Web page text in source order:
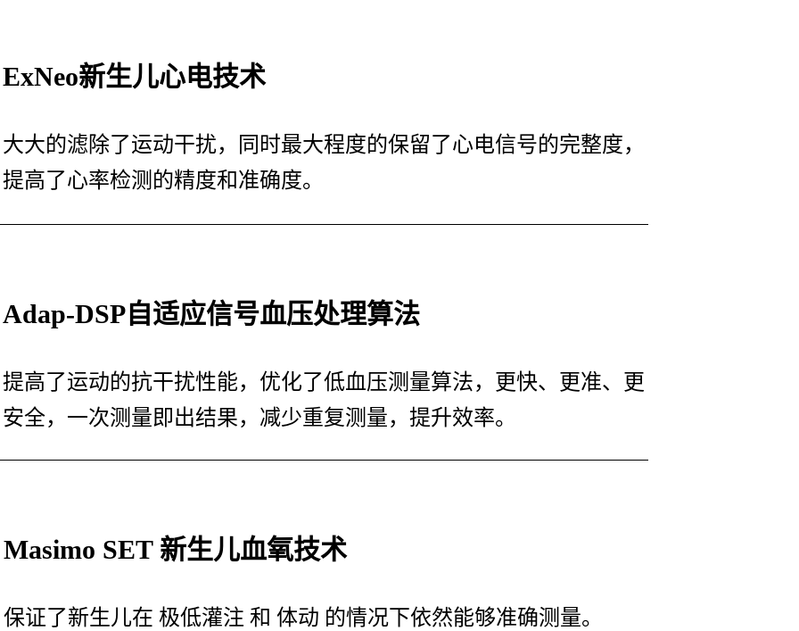
ExNeo新生儿心电技术
大大的滤除了运动干扰，同时最大程度的保留了心电信号的完整度，
提高了心率检测的精度和准确度。
Adap-DSP自适应信号血压处理算法
提高了运动的抗干扰性能，优化了低血压测量算法，更快、更准、更
安全，一次测量即出结果，减少重复测量，提升效率。
Masimo SET 新生儿血氧技术
保证了新生儿在 极低灌注 和 体动 的情况下依然能够准确测量。